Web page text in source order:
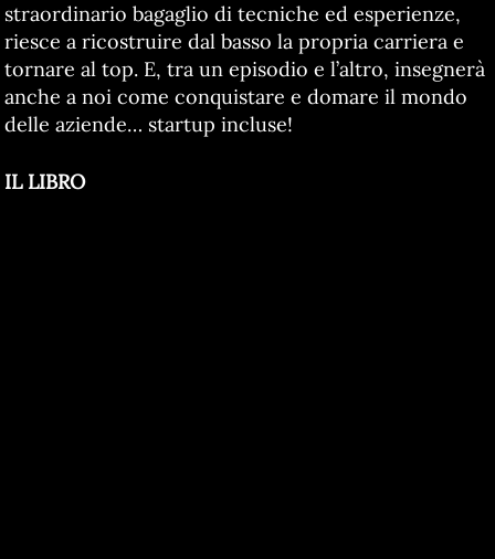
straordinario bagaglio di tecniche ed esperienze,
riesce a ricostruire dal basso la propria carriera e
tornare al top. E, tra un episodio e l’altro, insegnerà
anche a noi come conquistare e domare il mondo
delle aziende… startup incluse!
IL LIBRO